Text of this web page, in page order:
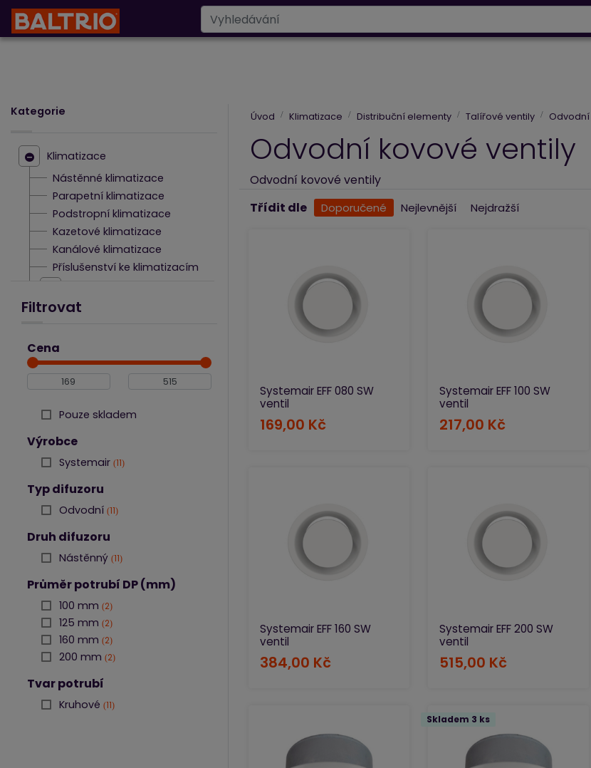
Kategorie
Klimatizace
Nástěnné klimatizace
Parapetní klimatizace
Podstropní klimatizace
Kazetové klimatizace
Kanálové klimatizace
Příslušenství ke klimatizacím
Třídy klimatizací
Fancoil
Distribuční elementy
Difuzory
Přívodní plastové
ventily
ventily
Přívodní kovové
ventily
Odvodní kovové
ventily
Mřížky do exteriéru
Montážní materiál
Čištění a dezinfekce
klimatizace
Filtrovat
Cena
Pouze skladem
Výrobce
Systemair 11
Typ difuzoru
Odvodní 11
Druh difuzoru
Nástěnný 11
Průměr potrubí DP (mm)
100 mm 2
125 mm 2
160 mm 2
200 mm 2
Tvar potrubí
Kruhové 11
Úvod Klimatizace Distribuční elementy Talířové ventily
Odvodní kovové ventily
Odvodní kovové ventily
Třídit dle
Doporučené Nejlevnější Nejdražší
Systemair EFF 080 SW
ventil
169,00 Kč
Systemair EFF 100 SW
ventil
217,00 Kč
Systemair EFF 160 SW
ventil
384,00 Kč
Systemair EFF 200 SW
ventil
515,00 Kč
Skladem 3 ks